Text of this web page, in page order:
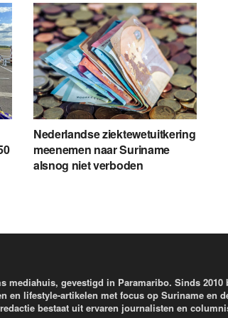
Nederlandse ziektewetuitkering
meenemen naar Suriname
alsnog niet verboden
mediahuis, gevestigd in Paramaribo. Sinds 2010
en lifestyle-artikelen met focus op Suriname en
bestaat uit ervaren journalisten en